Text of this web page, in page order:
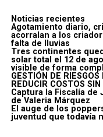
Noticias recientes
Agotamiento diario,
acorralan a los
falta de lluvias
Tres continentes
solar total el 12 de
visible de forma
GESTIÓN DE
REDUCIR COSTOS
Captura la Fiscalía
de Valeria Márquez
El auge de los
juventud que todavía